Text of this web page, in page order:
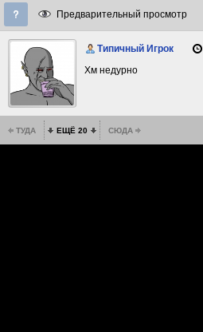
Предварительный просмотр
Типичный Игрок
Хм недурно
ТУДА ЕЩЁ 20 СЮДА